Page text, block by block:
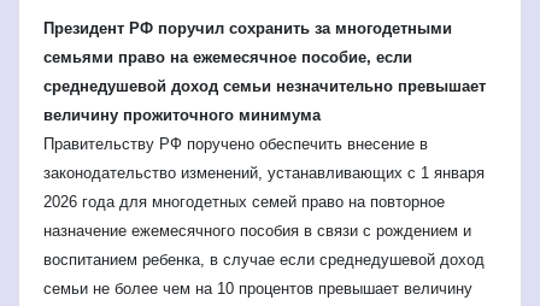
Президент РФ поручил сохранить за многодетными
семьями право на ежемесячное пособие, если
среднедушевой доход семьи незначительно превышает
величину прожиточного минимума
Правительству РФ поручено обеспечить внесение в
законодательство изменений, устанавливающих с 1 января
2026 года для многодетных семей право на повторное
назначение ежемесячного пособия в связи с рождением и
воспитанием ребенка, в случае если среднедушевой доход
семьи не более чем на 10 процентов превышает величину